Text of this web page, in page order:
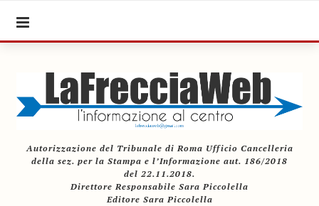
Autorizzazione del Tribunale di Roma Ufficio Cancelleria
della sez. per la Stampa e l’Informazione aut. 186/2018
del 22.11.2018.
Direttore Responsabile Sara Piccolella
Editore Sara Piccolella